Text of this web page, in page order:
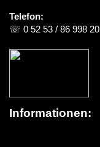
Telefon:
☏ 0 52 53 / 86 998 20
Informationen: